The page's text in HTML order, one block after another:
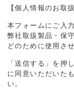
【個人情報のお取
本フォームにご入
弊社取扱製品・保
どのために使用さ
「送信する」を押
に同意いただいた
い。